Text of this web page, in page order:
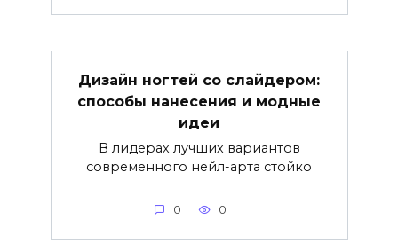
Дизайн ногтей со слайдером:
способы нанесения и модные
идеи
В лидерах лучших вариантов
современного нейл-арта стойко
0 0